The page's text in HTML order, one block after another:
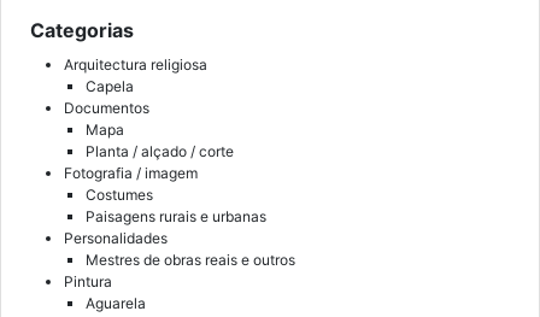
Categorias
Arquitectura religiosa
Capela
Documentos
Mapa
Planta / alçado / corte
Fotografia / imagem
Costumes
Paisagens rurais e urbanas
Personalidades
Mestres de obras reais e outros
Pintura
Aguarela